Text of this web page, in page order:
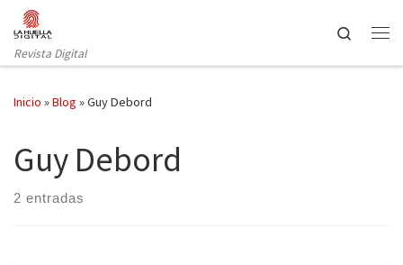
Saltar al contenido
Revista Digital
Search
Inicio »Blog »Guy Debord
Guy Debord
2 entradas